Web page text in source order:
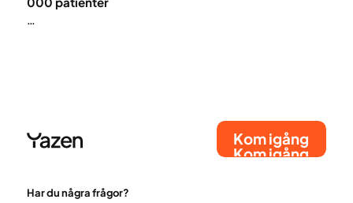
vilket visar på stark långsiktig effektivitet i verklig
vård.
Kom igång
Kom igång
Har du några frågor?